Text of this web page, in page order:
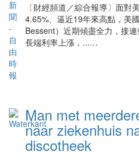
〔財經頻道／綜合報導〕面對
4.65%、逼近19年來高點，美
Bessent）近期傾盡全力，接
長端利率上漲，...…
Man met
naar ziekenhuis
discotheek